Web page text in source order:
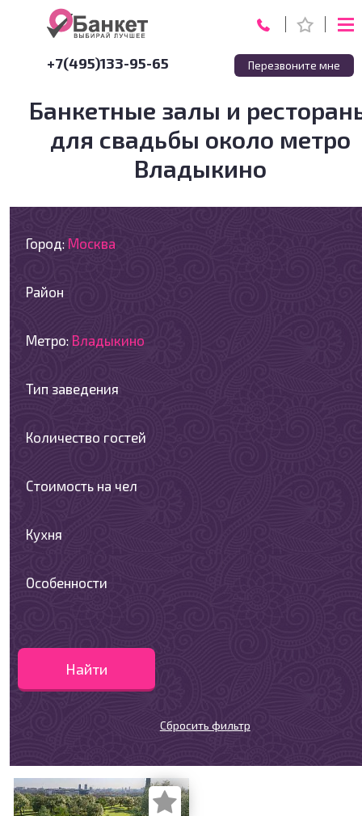
+7(495)133-95-65 Перезвоните мне
Банкетные залы и
для свадьбы около метро
Владыкино
Город: Москва
Район
Метро: Владыкино
Тип заведения
Количество гостей
Стоимость на чел
Кухня
Особенности
Найти
Сбросить фильтр